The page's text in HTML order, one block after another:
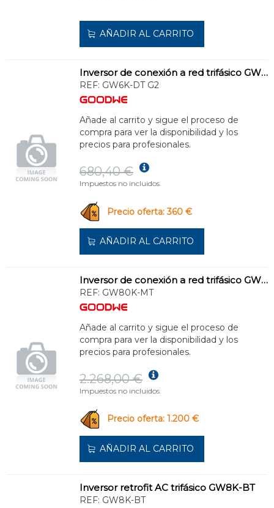
AÑADIR AL CARRITO
Inversor de conexión a red trifásico GW6K-DT G2
REF: GW6K-DT G2
Añade al carrito y sigue el proceso de
compra para ver la disponibilidad y los
precios para profesionales.
680,40 €
Impuestos no incluidos.
Precio oferta: 360 €
AÑADIR AL CARRITO
Inversor de conexión a red trifásico GW80K-MT
REF: GW80K-MT
Añade al carrito y sigue el proceso de
compra para ver la disponibilidad y los
precios para profesionales.
2.268,00 €
Impuestos no incluidos.
Precio oferta: 1.200 €
AÑADIR AL CARRITO
Inversor retrofit AC trifásico GW8K-BT
REF: GW8K-BT